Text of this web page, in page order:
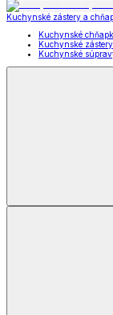
Kuchynské zástery a
Kuchynské
Kuchynské zástery
Kuchynské